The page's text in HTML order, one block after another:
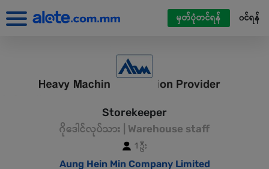
မှတ်ပုံတင်ရန် ၀င်ရန်
Storekeeper
ဂိုဒေါင်လုပ်သား | Warehouse staff
1 ဦး
Aung Hein Min Company Limited